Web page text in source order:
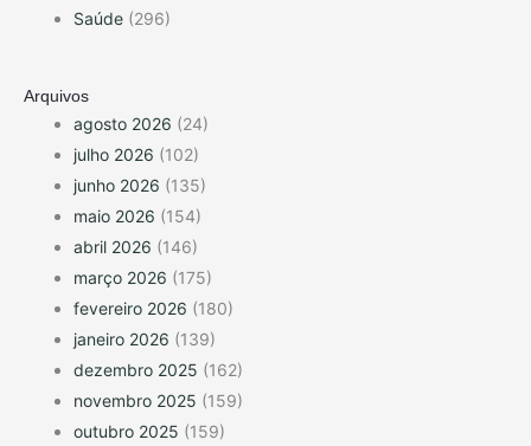
Saúde (296)
Arquivos
agosto 2026 (24)
julho 2026 (102)
junho 2026 (135)
maio 2026 (154)
abril 2026 (146)
março 2026 (175)
fevereiro 2026 (180)
janeiro 2026 (139)
dezembro 2025 (162)
novembro 2025 (159)
outubro 2025 (159)